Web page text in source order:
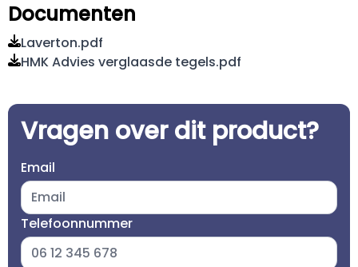
Documenten
Laverton.pdf
HMK Advies verglaasde tegels.pdf
Vragen over dit product?
Email
Telefoonnummer